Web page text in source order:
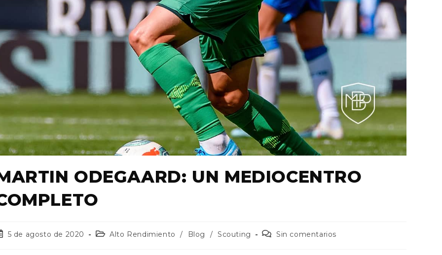
ODEGAARD: UN MEDIOCENTRO
5 de agosto de 2020 Alto Rendimiento / Blog / Scouting Sin comentarios